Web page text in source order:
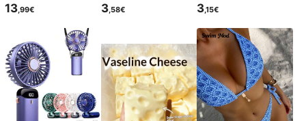
13,99€ 3,58€ 3,15€